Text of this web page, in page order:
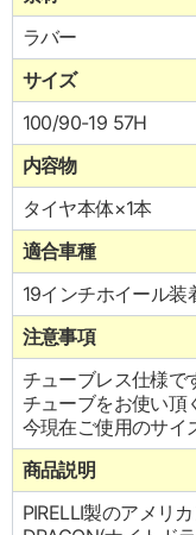
ラバー
サイズ
100/90-19 57H
内容物
タイヤ本体×1本
適合車種
19インチホイール
注意事項
チューブレス仕様で
チューブをお使い頂
今現在ご使用のサイ
商品説明
PIRELLI製のアメリ